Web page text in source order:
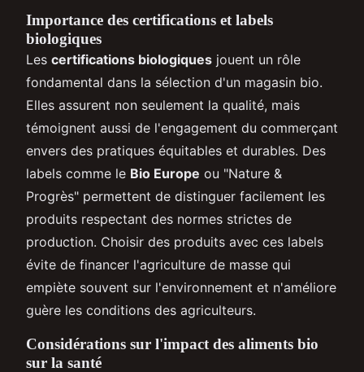
Importance des certifications et labels
biologiques
Les certifications biologiques jouent un rôle
fondamental dans la sélection d'un magasin bio.
Elles assurent non seulement la qualité, mais
témoignent aussi de l'engagement du commerçant
envers des pratiques équitables et durables. Des
labels comme le Bio Europe ou "Nature &
Progrès" permettent de distinguer facilement les
produits respectant des normes strictes de
production. Choisir des produits avec ces labels
évite de financer l'agriculture de masse qui
empiète souvent sur l'environnement et n'améliore
guère les conditions des agriculteurs.
Considérations sur l'impact des aliments bio
sur la santé